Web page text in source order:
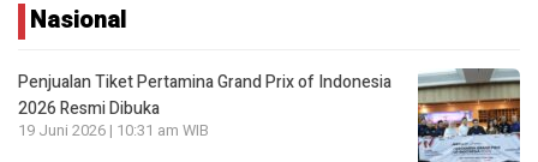
Nasional
Penjualan Tiket Pertamina Grand Prix of Indonesia
2026 Resmi Dibuka
19 Juni 2026 | 10:31 am WIB